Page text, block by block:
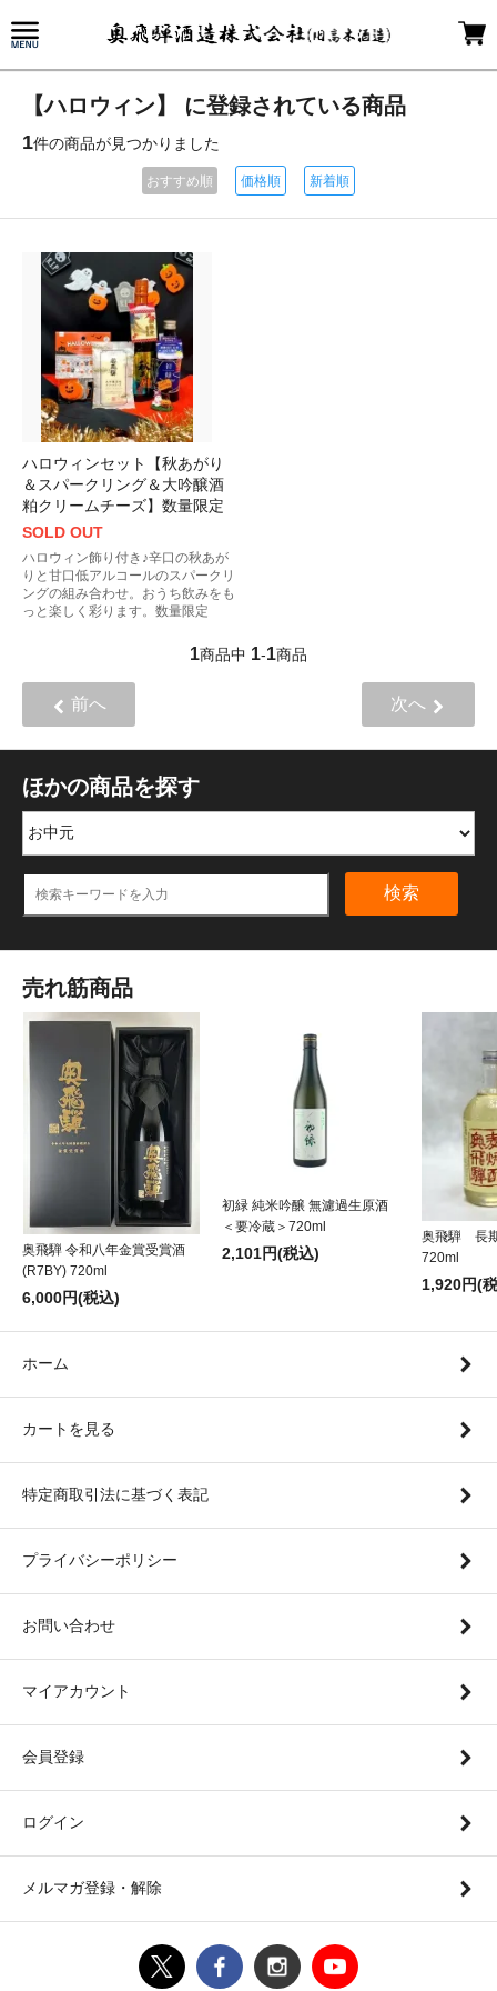
【ハロウィン】 に登録されている商品
1件の商品が見つかりました
おすすめ順 価格順 新着順
ハロウィンセット【秋あがり
＆スパークリング＆大吟醸酒
粕クリームチーズ】数量限定
SOLD OUT
ハロウィン飾り付き♪辛口の秋あが
りと甘口低アルコールのスパークリ
ングの組み合わせ。おうち飲みをも
っと楽しく彩ります。数量限定
1商品中 1-1商品
前へ 次へ
ほかの商品を探す
検索
売れ筋商品
奥飛騨 令和八年金賞受賞酒
(R7BY) 720ml
6,000円(税込)
初緑 純米吟醸 無濾過生原酒
＜要冷蔵＞720ml
2,101円(税込)
奥飛騨 長
720ml
1,920円(
ホーム
カートを見る
特定商取引法に基づく表記
プライバシーポリシー
お問い合わせ
マイアカウント
会員登録
ログイン
メルマガ登録・解除